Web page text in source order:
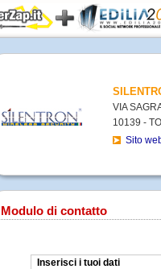
VIA
10139 -
Sito
Modulo di contatto
Inserisci i tuoi dati